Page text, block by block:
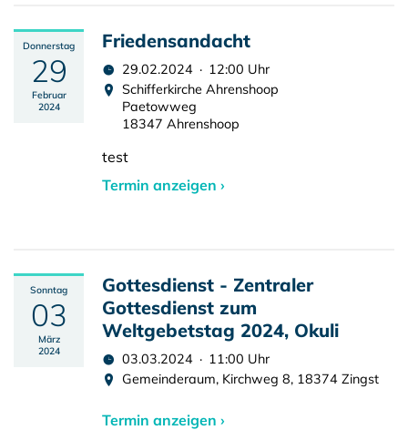
Donnerstag
29
Februar
2024
Friedensandacht
29.02.2024 · 12:00 Uhr
Schifferkirche Ahrenshoop
Paetowweg
18347 Ahrenshoop
test
Termin anzeigen ›
Sonntag
03
März
2024
Gottesdienst - Zentraler
Gottesdienst zum
Weltgebetstag 2024, Okuli
03.03.2024 · 11:00 Uhr
Gemeinderaum, Kirchweg 8, 18374 Zingst
Termin anzeigen ›